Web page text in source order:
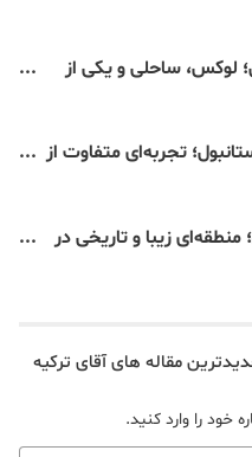
لوکس، ساحلی و یکی از
تجربه‌ای متفاوت از
زیبا و تاریخی در
مقاله های آقای ترکیه
خود را وارد کنید.